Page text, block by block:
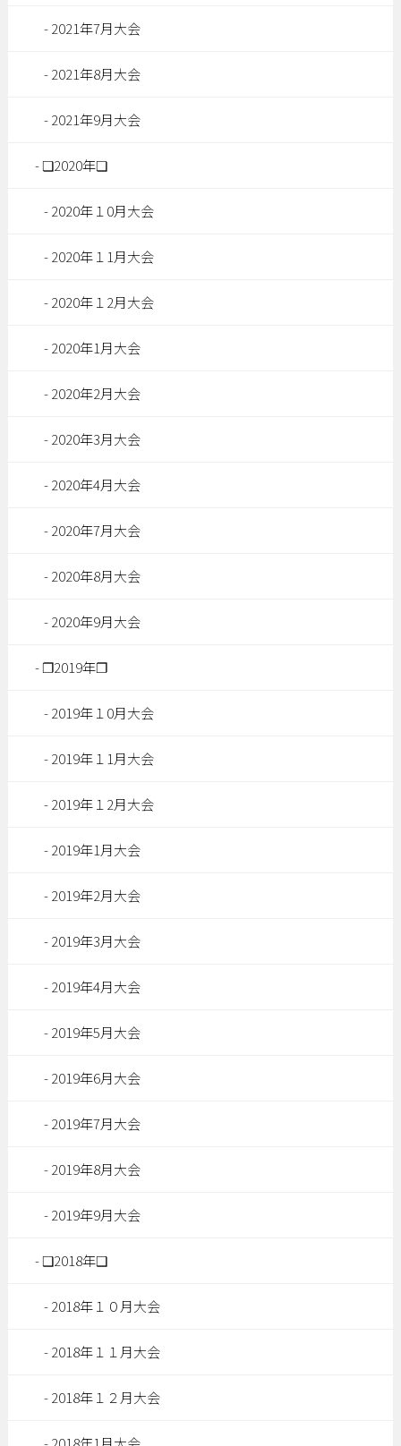
2021年7月大会
2021年8月大会
2021年9月大会
❏2020年❏
2020年１0月大会
2020年１1月大会
2020年１2月大会
2020年1月大会
2020年2月大会
2020年3月大会
2020年4月大会
2020年7月大会
2020年8月大会
2020年9月大会
❐2019年❐
2019年１0月大会
2019年１1月大会
2019年１2月大会
2019年1月大会
2019年2月大会
2019年3月大会
2019年4月大会
2019年5月大会
2019年6月大会
2019年7月大会
2019年8月大会
2019年9月大会
❑2018年❑
2018年１０月大会
2018年１１月大会
2018年１２月大会